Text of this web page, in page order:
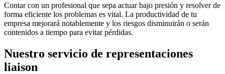
Contar con un profesional que sepa actuar bajo presión y resolver de
forma eficiente los problemas es vital. La productividad de tu
empresa mejorará notablemente y los riesgos disminuirán o serán
contenidos a tiempo para evitar pérdidas.
Nuestro servicio de representaciones
liaison